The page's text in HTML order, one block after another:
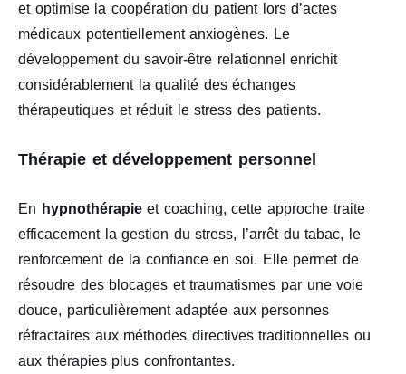
et optimise la coopération du patient lors d’actes
médicaux potentiellement anxiogènes. Le
développement du savoir-être relationnel enrichit
considérablement la qualité des échanges
thérapeutiques et réduit le stress des patients.
Thérapie et développement personnel
En hypnothérapieet coaching, cette approche traite
efficacement la gestion du stress, l’arrêt du tabac, le
renforcement de la confiance en soi. Elle permet de
résoudre des blocages et traumatismes par une voie
douce, particulièrement adaptée aux personnes
réfractaires aux méthodes directives traditionnelles ou
aux thérapies plus confrontantes.